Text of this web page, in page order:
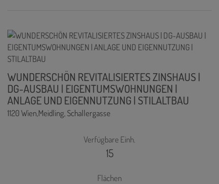
WUNDERSCHÖN REVITALISIERTES ZINSHAUS |
DG-AUSBAU | EIGENTUMSWOHNUNGEN |
ANLAGE UND EIGENNUTZUNG | STILALTBAU
1120 Wien,Meidling, Schallergasse
Verfügbare Einh.
15
Flächen